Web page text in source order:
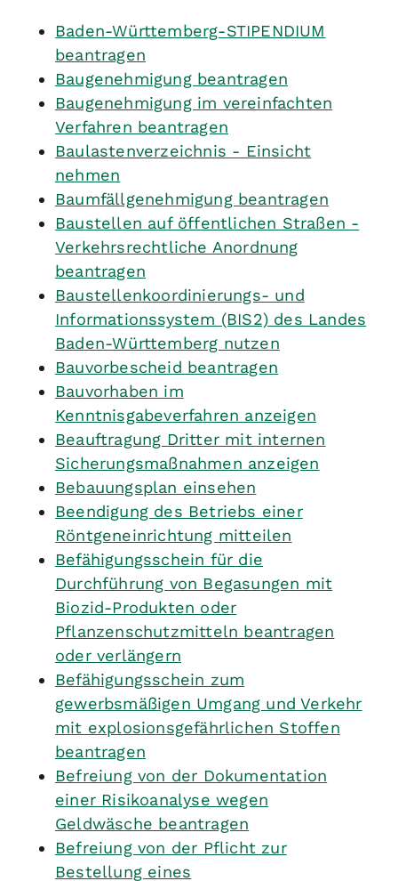
Baden-Württemberg-STIPENDIUM
beantragen
Baugenehmigung beantragen
Baugenehmigung im vereinfachten
Verfahren beantragen
Baulastenverzeichnis - Einsicht
nehmen
Baumfällgenehmigung beantragen
Baustellen auf öffentlichen Straßen -
Verkehrsrechtliche Anordnung
beantragen
Baustellenkoordinierungs- und
Informationssystem (BIS2) des Landes
Baden-Württemberg nutzen
Bauvorbescheid beantragen
Bauvorhaben im
Kenntnisgabeverfahren anzeigen
Beauftragung Dritter mit internen
Sicherungsmaßnahmen anzeigen
Bebauungsplan einsehen
Beendigung des Betriebs einer
Röntgeneinrichtung mitteilen
Befähigungsschein für die
Durchführung von Begasungen mit
Biozid-Produkten oder
Pflanzenschutzmitteln beantragen
oder verlängern
Befähigungsschein zum
gewerbsmäßigen Umgang und Verkehr
mit explosionsgefährlichen Stoffen
beantragen
Befreiung von der Dokumentation
einer Risikoanalyse wegen
Geldwäsche beantragen
Befreiung von der Pflicht zur
Bestellung eines